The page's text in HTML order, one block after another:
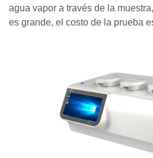
agua vapor a través de la
es grande, el costo de la prueba